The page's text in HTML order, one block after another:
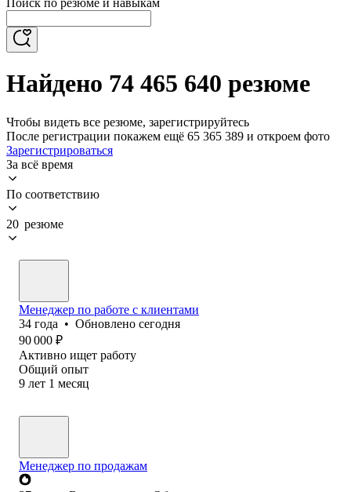
Поиск по резюме и навыкам
Найдено 74 465 640 резюме
Чтобы видеть все резюме, зарегистрируйтесь
После регистрации покажем ещё 65 365 389 и откроем фото
Зарегистрироваться
За всё время
По соответствию
20 резюме
Менеджер по работе с клиентами
34 года • Обновлено сегодня
90 000 ₽
Активно ищет работу
Общий опыт
9 лет 1 месяц
Менеджер по продажам